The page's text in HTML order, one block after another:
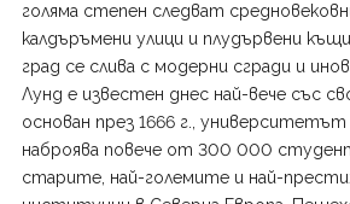
голяма степен следват
калдъръмени улици и плудървени
град се слива с модерни сгради и
Лунд е известен днес най-вече със
основан през 1666 г.,
наброява повече от 300 000
старите, най-големите и най-